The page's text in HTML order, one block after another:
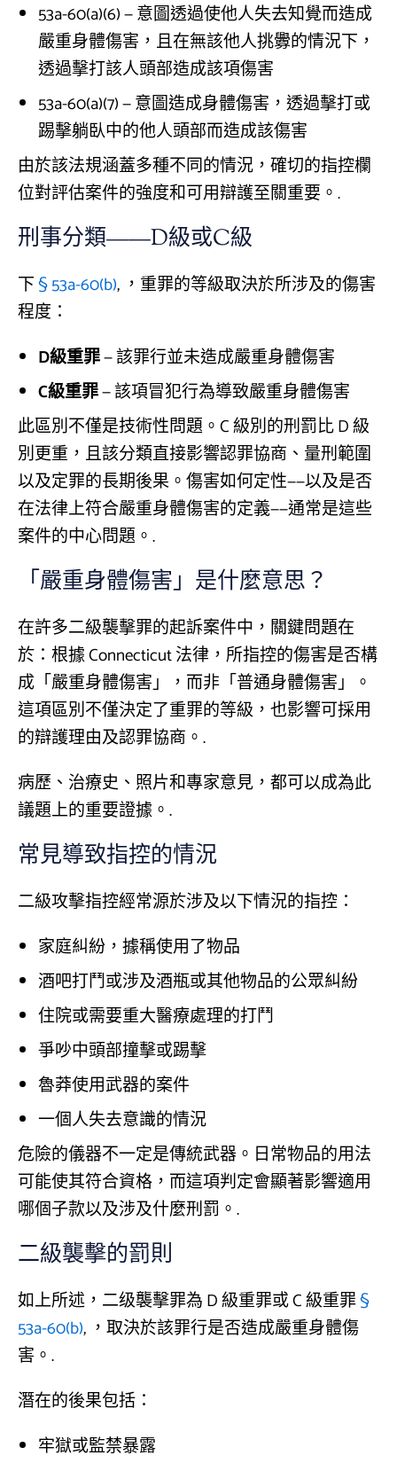
53a-60(a)(6) — 意圖透過使他人失去知覺而造成
嚴重身體傷害，且在無該他人挑釁的情況下，
透過擊打該人頭部造成該項傷害
53a-60(a)(7) — 意圖造成身體傷害，透過擊打或
踢擊躺臥中的他人頭部而造成該傷害
由於該法規涵蓋多種不同的情況，確切的指控欄
位對評估案件的強度和可用辯護至關重要。.
刑事分類——D級或C級
下§ 53a-60(b), ，重罪的等級取決於所涉及的傷害
程度：
D級重罪— 該罪行並未造成嚴重身體傷害
C級重罪— 該項冒犯行為導致嚴重身體傷害
此區別不僅是技術性問題。C 級別的刑罰比 D 級
別更重，且該分類直接影響認罪協商、量刑範圍
以及定罪的長期後果。傷害如何定性——以及是否
在法律上符合嚴重身體傷害的定義——通常是這些
案件的中心問題。.
「嚴重身體傷害」是什麼意思？
在許多二級襲擊罪的起訴案件中，關鍵問題在
於：根據 Connecticut 法律，所指控的傷害是否構
成「嚴重身體傷害」，而非「普通身體傷害」。
這項區別不僅決定了重罪的等級，也影響可採用
的辯護理由及認罪協商。.
病歷、治療史、照片和專家意見，都可以成為此
議題上的重要證據。.
常見導致指控的情況
二級攻擊指控經常源於涉及以下情況的指控：
家庭糾紛，據稱使用了物品
酒吧打鬥或涉及酒瓶或其他物品的公眾糾紛
住院或需要重大醫療處理的打鬥
爭吵中頭部撞擊或踢擊
魯莽使用武器的案件
一個人失去意識的情況
危險的儀器不一定是傳統武器。日常物品的用法
可能使其符合資格，而這項判定會顯著影響適用
哪個子款以及涉及什麼刑罰。.
二級襲擊的罰則
如上所述，二级襲擊罪為 D 級重罪或 C 級重罪§
53a-60(b), ，取決於該罪行是否造成嚴重身體傷
害。.
潛在的後果包括：
牢獄或監禁暴露